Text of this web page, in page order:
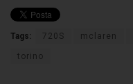
Tags: 720S mclaren
torino